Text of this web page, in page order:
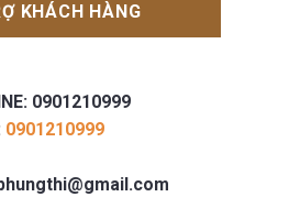
KHÁCH HÀNG
0901210999
0901210999